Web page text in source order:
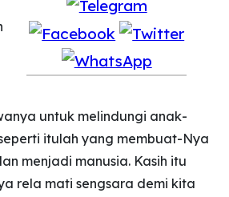
untuk melindungi anak-
itulah yang membuat-Nya
menjadi manusia. Kasih itu
rela mati sengsara demi kita